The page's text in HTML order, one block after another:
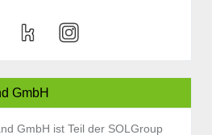
GmbH
GmbH ist Teil der SOLGroup